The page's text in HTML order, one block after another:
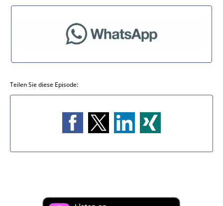
Teilen Sie diese Episode: